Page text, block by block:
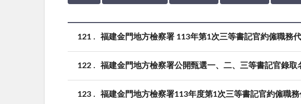
121 福建金門地方檢察署 113年第1次三等書記官約僱職務
122 福建金門地方檢察署公開甄選一、二、三等書記官錄取
123 福建金門地方檢察署113年度第1次三等書記官約僱職